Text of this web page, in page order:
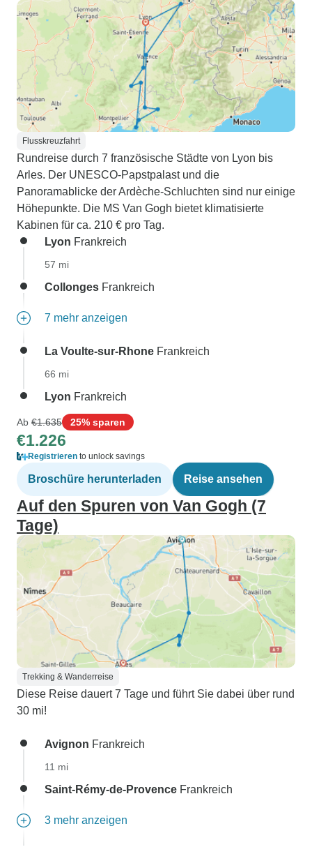
Flusskreuzfahrt
Rundreise durch 7 französische Städte von Lyon bis
Arles. Der UNESCO-Papstpalast und die
Panoramablicke der Ardèche-Schluchten sind nur einige
Höhepunkte. Die MS Van Gogh bietet klimatisierte
Kabinen für ca. 210 € pro Tag.
Lyon Frankreich
57 mi
Collonges Frankreich
7 mehr anzeigen
La Voulte-sur-Rhone Frankreich
66 mi
Lyon Frankreich
Ab €1.635 25% sparen
€1.226
Registrieren to unlock savings
Broschüre herunterladen Reise ansehen
Auf den Spuren von Van Gogh (7
Tage)
Trekking & Wanderreise
Diese Reise dauert 7 Tage und führt Sie dabei über rund
30 mi!
Avignon Frankreich
11 mi
Saint-Rémy-de-Provence Frankreich
3 mehr anzeigen